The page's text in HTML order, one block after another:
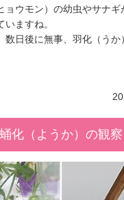
ョウモン）の幼虫やサナ
ますね。
数日後に無事、羽化（うか
化（ようか）の観察